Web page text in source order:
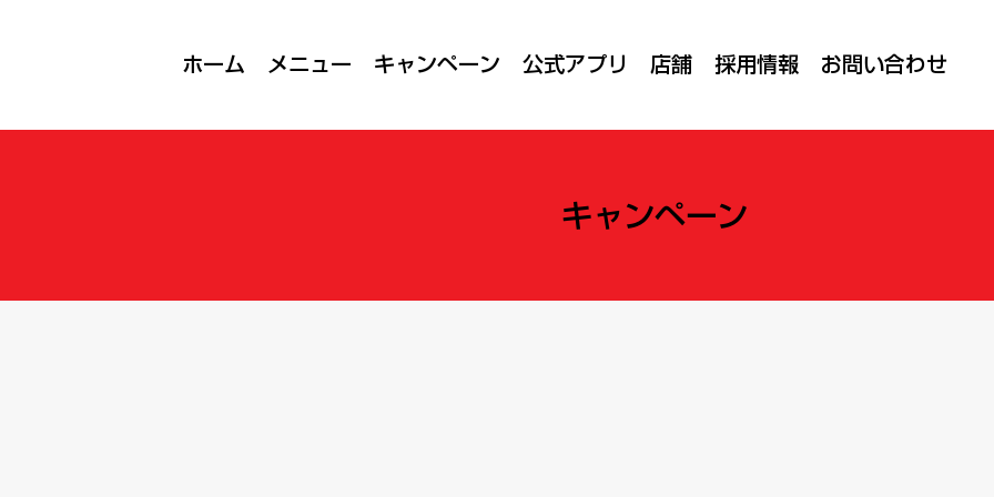
ホーム メニュー キャンペーン 公式アプリ 店舗 採用情報 お問い合わせ
キャンペーン